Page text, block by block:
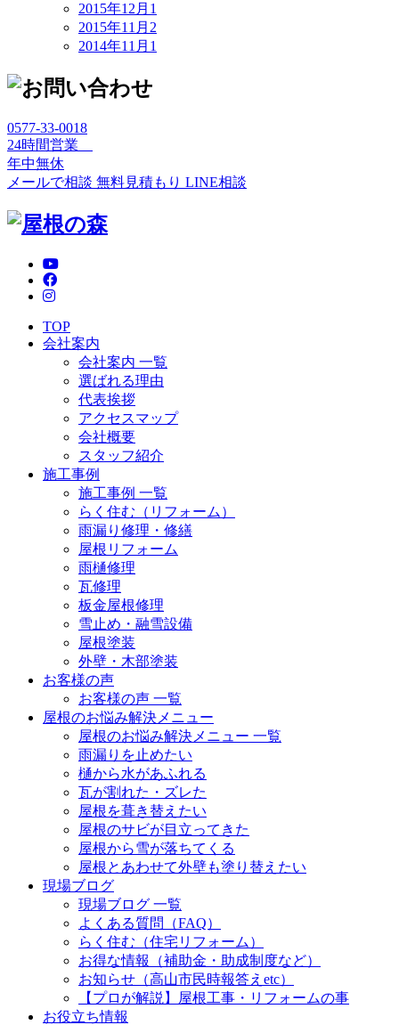
2015年12月 1
2015年11月 2
2014年11月 1
0577-33-0018
24時間営業
年中無休
メールで相談 無料見積もり LINE相談
TOP
会社案内
会社案内 一覧
選ばれる理由
代表挨拶
アクセスマップ
会社概要
スタッフ紹介
施工事例
施工事例 一覧
らく住む（リフォーム）
雨漏り修理・修繕
屋根リフォーム
雨樋修理
瓦修理
板金屋根修理
雪止め・融雪設備
屋根塗装
外壁・木部塗装
お客様の声
お客様の声 一覧
屋根のお悩み解決メニュー
屋根のお悩み解決メニュー 一覧
雨漏りを止めたい
樋から水があふれる
瓦が割れた・ズレた
屋根を葺き替えたい
屋根のサビが目立ってきた
屋根から雪が落ちてくる
屋根とあわせて外壁も塗り替えたい
現場ブログ
現場ブログ 一覧
よくある質問（FAQ）
らく住む（住宅リフォーム）
お得な情報（補助金・助成制度など）
お知らせ（高山市民時報答えetc）
【プロが解説】屋根工事・リフォームの事
お役立ち情報